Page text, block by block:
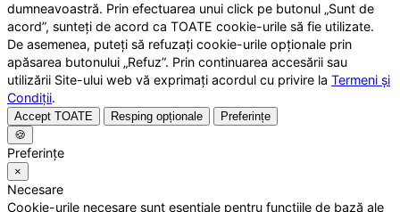
dumneavoastră. Prin efectuarea unui click pe butonul „Sunt de
acord”, sunteți de acord ca TOATE cookie-urile să fie utilizate.
De asemenea, puteți să refuzați cookie-urile opționale prin
apăsarea butonului „Refuz”. Prin continuarea accesării sau
utilizării Site-ului web vă exprimați acordul cu privire la Termeni și
Condiții.
Accept TOATE Resping opționale
Preferințe
🍪
Preferințe
×
Necesare
Cookie-urile necesare sunt esențiale pentru funcțiile de bază ale